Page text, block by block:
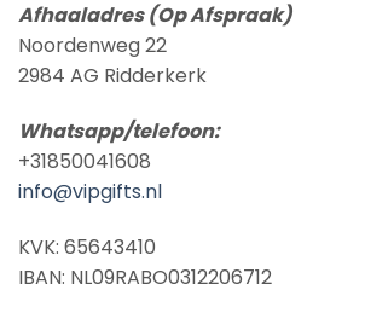
Afhaaladres (Op Afspraak)
Noordenweg 22
2984 AG Ridderkerk
Whatsapp/telefoon:
+31850041608
info@vipgifts.nl
KVK: 65643410
IBAN: NL09RABO0312206712